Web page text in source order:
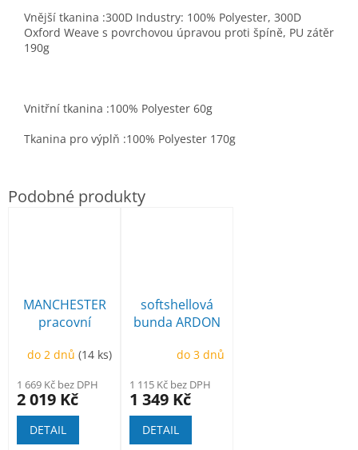
Vnější tkanina :300D Industry: 100% Polyester, 300D
Oxford Weave s povrchovou úpravou proti špíně, PU zátěr
190g
Vnitřní tkanina :100% Polyester 60g
Tkanina pro výplň :100% Polyester 170g
MANCHESTER
pracovní
do 2 dnů(14 ks)
1 669 Kč bez DPH
2 019 Kč
DETAIL
softshellová
bunda ARDON
do 3 dnů
1 115 Kč bez DPH
1 349 Kč
DETAIL